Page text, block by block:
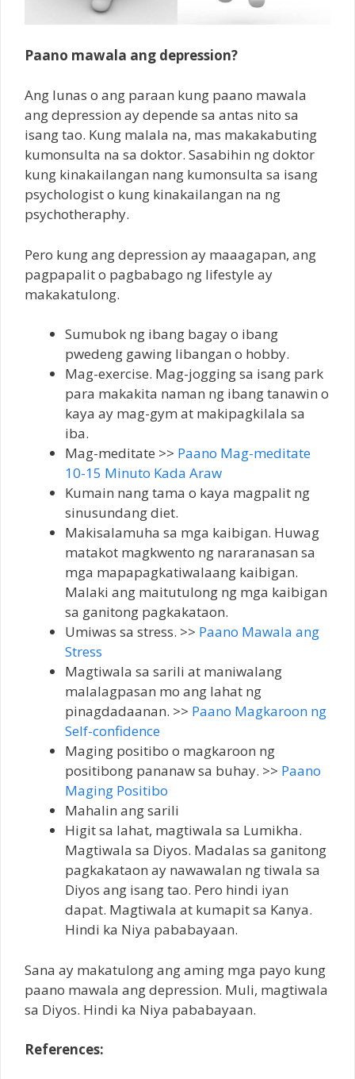
Paano mawala ang depression?
Ang lunas o ang paraan kung paano mawala
ang depression ay depende sa antas nito sa
isang tao. Kung malala na, mas makakabuting
kumonsulta na sa doktor. Sasabihin ng doktor
kung kinakailangan nang kumonsulta sa isang
psychologist o kung kinakailangan na ng
psychotheraphy.
Pero kung ang depression ay maaagapan, ang
pagpapalit o pagbabago ng lifestyle ay
makakatulong.
Sumubok ng ibang bagay o ibang
pwedeng gawing libangan o hobby.
Mag-exercise. Mag-jogging sa isang park
para makakita naman ng ibang tanawin o
kaya ay mag-gym at makipagkilala sa
iba.
Mag-meditate >> Paano Mag-meditate
10-15 Minuto Kada Araw
Kumain nang tama o kaya magpalit ng
sinusundang diet.
Makisalamuha sa mga kaibigan. Huwag
matakot magkwento ng nararanasan sa
mga mapapagkatiwalaang kaibigan.
Malaki ang maitutulong ng mga kaibigan
sa ganitong pagkakataon.
Umiwas sa stress. >> Paano Mawala ang
Stress
Magtiwala sa sarili at maniwalang
malalagpasan mo ang lahat ng
pinagdadaanan. >> Paano Magkaroon ng
Self-confidence
Maging positibo o magkaroon ng
positibong pananaw sa buhay. >> Paano
Maging Positibo
Mahalin ang sarili
Higit sa lahat, magtiwala sa Lumikha.
Magtiwala sa Diyos. Madalas sa ganitong
pagkakataon ay nawawalan ng tiwala sa
Diyos ang isang tao. Pero hindi iyan
dapat. Magtiwala at kumapit sa Kanya.
Hindi ka Niya pababayaan.
Sana ay makatulong ang aming mga payo kung
paano mawala ang depression. Muli, magtiwala
sa Diyos. Hindi ka Niya pababayaan.
References: